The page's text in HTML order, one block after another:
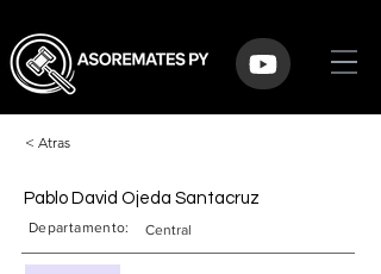
< Atras
Pablo David Ojeda Santacruz
Departamento: Central